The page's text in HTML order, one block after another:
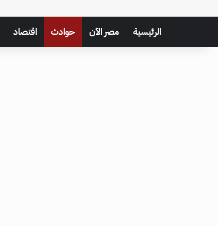
الرئيسية مصر الآن حوادث اقتصاد